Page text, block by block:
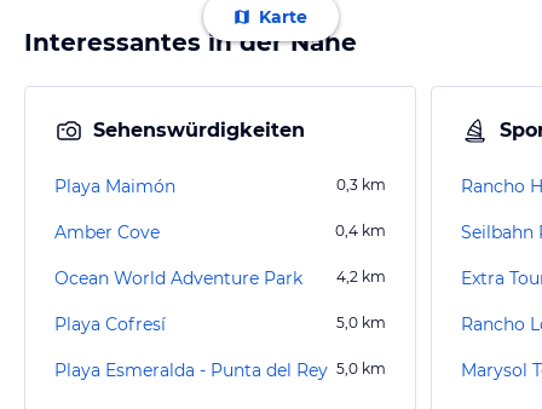
Karte
Interessantes in der Nähe
Sehenswürdigkeiten
Playa Maimón 0,3 km
Amber Cove 0,4 km
Ocean World Adventure Park 4,2 km
Playa Cofresí 5,0 km
Playa Esmeralda - Punta del Rey 5,0 km
Rancho
Seilbahn
Extra
Rancho
Marysol